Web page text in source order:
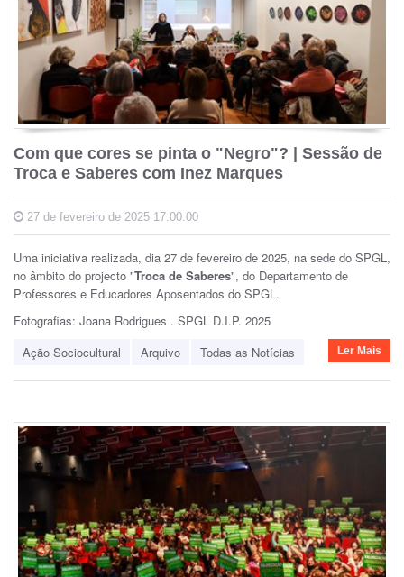
Com que cores se pinta o "Negro"? | Sessão de
Troca e Saberes com Inez Marques
27 de fevereiro de 2025 17:00:00
Uma iniciativa realizada, dia 27 de fevereiro de 2025, na sede do SPGL,
no âmbito do projecto "Troca de Saberes", do Departamento de
Professores e Educadores Aposentados do SPGL.
Fotografias: Joana Rodrigues . SPGL D.I.P. 2025
Ação Sociocultural
Arquivo Todas as Notícias Ler Mais